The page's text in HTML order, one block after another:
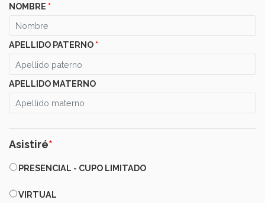
NOMBRE *
APELLIDO PATERNO *
APELLIDO MATERNO
Asistiré*
PRESENCIAL
-
LIMITADO
PRESENCIAL - CUPO LIMITADO
VIRTUAL
VIRTUAL